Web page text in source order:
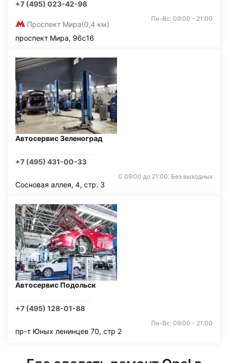
+7 (495) 023-42-98
Проспект Мира(0,4 км)
Пн-Вс: 09:00 - 21:00
проспект Мира, 96с16
Автосервис Зеленоград
+7 (495) 431-00-33
С 09:00 до 21:00. Без выходных
Сосновая аллея, 4, стр. 3
Автосервис Подольск
+7 (495) 128-01-88
Пн-Вс: 09:00 - 21:00
пр-т Юных ленинцев 70, стр 2